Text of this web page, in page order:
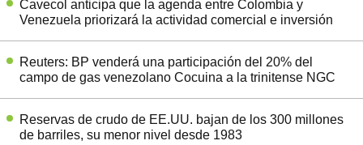
Cavecol anticipa que la agenda entre Colombia y
Venezuela priorizará la actividad comercial e inversión
Reuters: BP venderá una participación del 20% del
campo de gas venezolano Cocuina a la trinitense NGC
Reservas de crudo de EE.UU. bajan de los 300 millones
de barriles, su menor nivel desde 1983